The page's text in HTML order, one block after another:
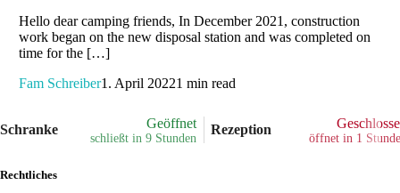
Hello dear camping friends, In December 2021, construction
work began on the new disposal station and was completed on
time for the […]
Fam Schreiber1. April 20221 min read
Schranke Geöffnet
schließt in 9 Stunden
Rezeption
öffnet in 1
Rechtliches